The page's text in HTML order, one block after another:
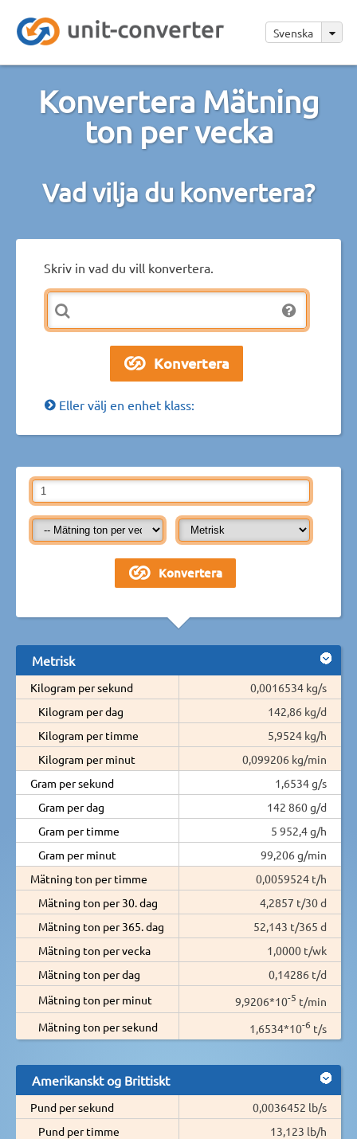
Svenska
Konvertera Mätning
ton per vecka
Vad vilja du konvertera?
Skriv in vad du vill konvertera.
Eller välj en enhet klass:
Metrisk
Kilogram per sekund
0,0016534 kg/s
Kilogram per dag
142,86 kg/d
Kilogram per timme
5,9524 kg/h
Kilogram per minut
0,099206 kg/min
Gram per sekund
1,6534 g/s
Gram per dag
142 860 g/d
Gram per timme
5 952,4 g/h
Gram per minut
99,206 g/min
Mätning ton per timme
0,0059524 t/h
Mätning ton per 30. dag
4,2857 t/30 d
Mätning ton per 365. dag
52,143 t/365 d
Mätning ton per vecka
1,0000 t/wk
Mätning ton per dag
0,14286 t/d
Mätning ton per minut
9,9206*10-5 t/min
Mätning ton per sekund
1,6534*10-6 t/s
Amerikanskt og Brittiskt
Pund per sekund
0,0036452 lb/s
Pund per timme
13,123 lb/h